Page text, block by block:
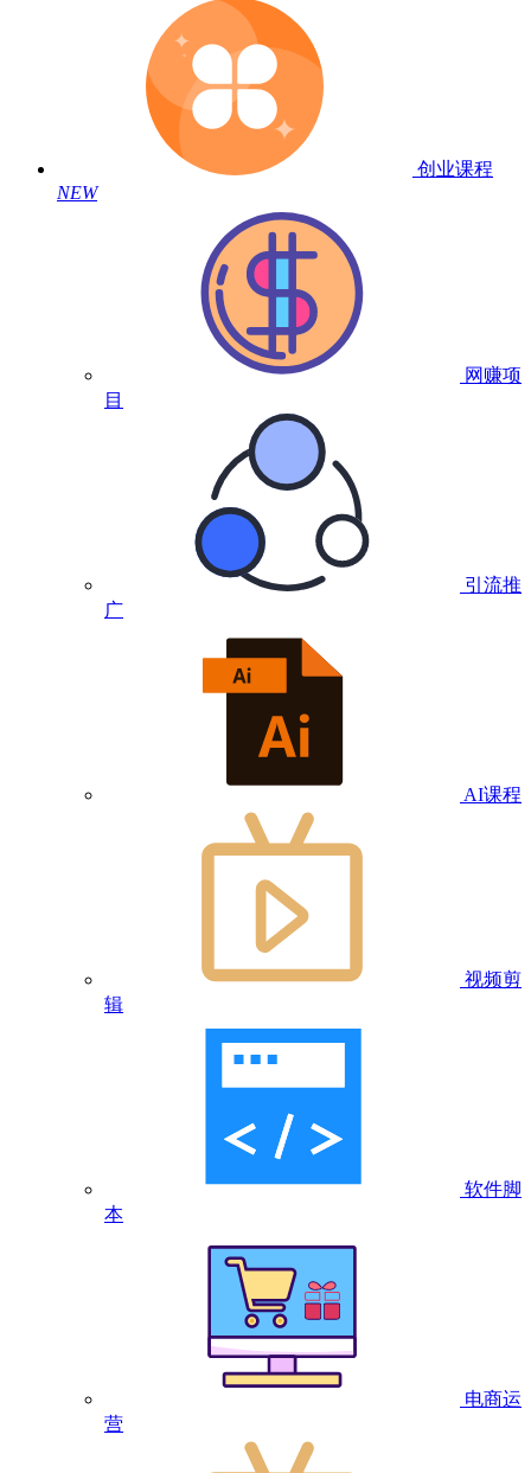
创业课程
NEW
网赚项
目
引流推
广
AI课程
视频剪
辑
软件脚
本
电商运
营